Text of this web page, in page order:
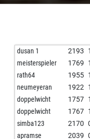
dusan 1 2193 1
meisterspieler 1769 1
rath64 1955 1
neumeyeran 1922 1
doppelwicht 1757 1
doppelwicht 1767 1
simba123 2170
apramse 2039